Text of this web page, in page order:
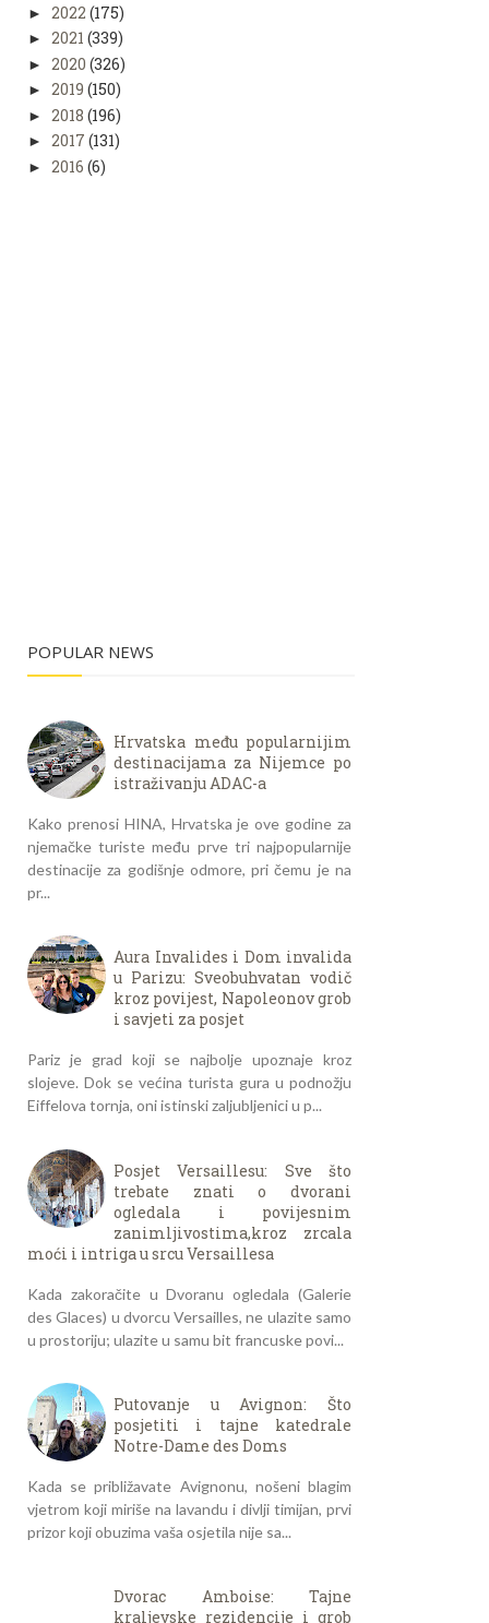
► 2022 (175)
► 2021 (339)
► 2020 (326)
► 2019 (150)
► 2018 (196)
► 2017 (131)
► 2016 (6)
POPULAR NEWS
Hrvatska među popularnijim
destinacijama za Nijemce po
istraživanju ADAC-a
Kako prenosi HINA, Hrvatska je ove godine za
njemačke turiste među prve tri najpopularnije
destinacije za godišnje odmore, pri čemu je na
pr...
Aura Invalides i Dom invalida
u Parizu: Sveobuhvatan vodič
kroz povijest, Napoleonov grob
i savjeti za posjet
Pariz je grad koji se najbolje upoznaje kroz
slojeve. Dok se većina turista gura u podnožju
Eiffelova tornja, oni istinski zaljubljenici u p...
Posjet Versaillesu: Sve što
trebate znati o dvorani
ogledala i povijesnim
zanimljivostima,kroz zrcala
moći i intriga u srcu Versaillesa
Kada zakoračite u Dvoranu ogledala (Galerie
des Glaces) u dvorcu Versailles, ne ulazite samo
u prostoriju; ulazite u samu bit francuske povi...
Putovanje u Avignon: Što
posjetiti i tajne katedrale
Notre-Dame des Doms
Kada se približavate Avignonu, nošeni blagim
vjetrom koji miriše na lavandu i divlji timijan, prvi
prizor koji obuzima vaša osjetila nije sa...
Dvorac Amboise: Tajne
kraljevske rezidencije i grob